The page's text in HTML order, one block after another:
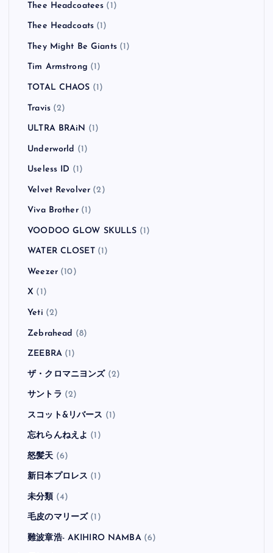
Thee Headcoatees (1)
Thee Headcoats (1)
They Might Be Giants(1)
Tim Armstrong (1)
TOTAL CHAOS (1)
Travis(2)
ULTRA BRAiN (1)
Underworld (1)
Useless ID (1)
Velvet Revolver (2)
Viva Brother(1)
VOODOO GLOW SKULLS (1)
WATER CLOSET(1)
Weezer(10)
X (1)
Yeti (2)
Zebrahead (8)
ZEEBRA(1)
ザ・クロマニヨンズ(2)
サントラ (2)
スコット&リバース (1)
忘れらんねえよ (1)
怒髪天 (6)
新日本プロレス (1)
未分類 (4)
毛皮のマリーズ (1)
難波章浩- AKIHIRO NAMBA(6)